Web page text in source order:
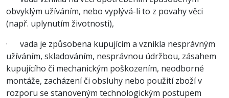
obvyklým užíváním, nebo vyplývá-li to z povahy věci
(např. uplynutím životnosti),
· vada je způsobena kupujícím a vznikla nesprávným
užíváním, skladováním, nesprávnou údržbou, zásahem
kupujícího či mechanickým poškozením, neodborné
montáže, zacházení či obsluhy nebo použití zboží v
rozporu se stanoveným technologickým postupem